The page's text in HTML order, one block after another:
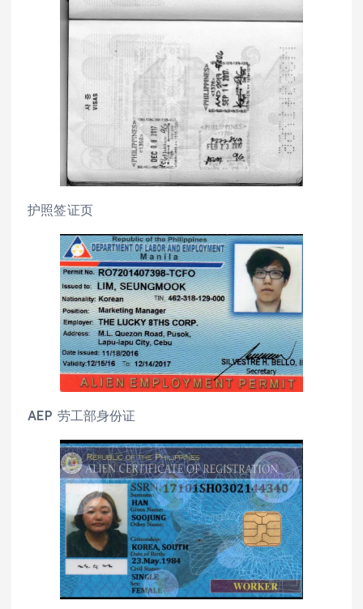
护照签证页
AEP 劳工部身份证